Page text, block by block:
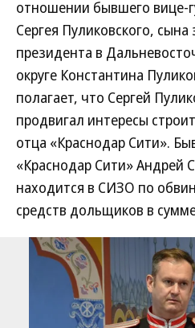
отношении бывшего вице-
Сергея Пуликовского, сына
президента в
округе Константина
полагает, что Сергей
продвигал интересы
отца «Краснодар Сити».
«Краснодар Сити» Андрей
находится в СИЗО по
средств дольщиков в